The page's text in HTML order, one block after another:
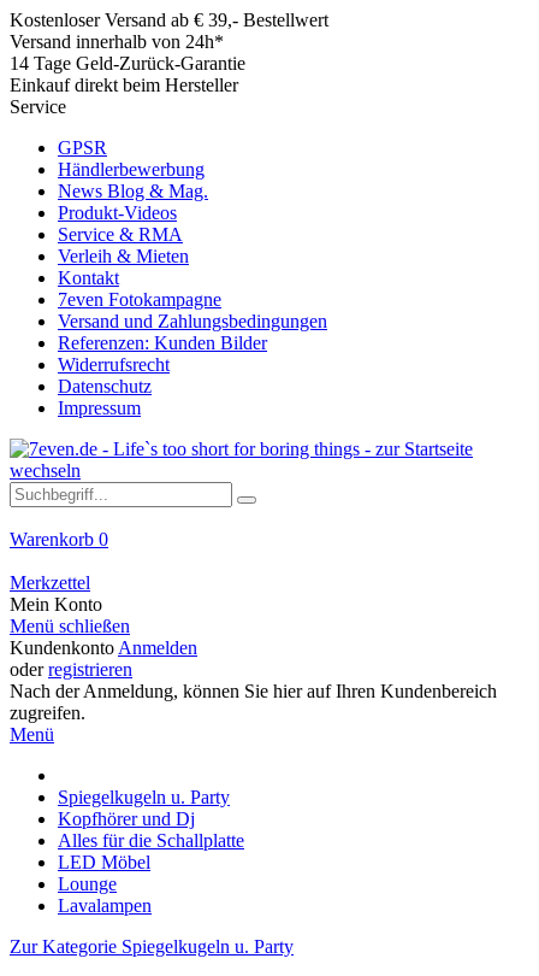
Kostenloser Versand ab € 39,- Bestellwert
Versand innerhalb von 24h*
14 Tage Geld-Zurück-Garantie
Einkauf direkt beim Hersteller
Service
GPSR
Händlerbewerbung
News Blog & Mag.
Produkt-Videos
Service & RMA
Verleih & Mieten
Kontakt
7even Fotokampagne
Versand und Zahlungsbedingungen
Referenzen: Kunden Bilder
Widerrufsrecht
Datenschutz
Impressum
Warenkorb 0
Merkzettel
Mein Konto
Menü schließen
Kundenkonto Anmelden
oderregistrieren
Nach der Anmeldung, können Sie hier auf Ihren Kundenbereich
zugreifen.
Menü
Spiegelkugeln u. Party
Kopfhörer und Dj
Alles für die Schallplatte
LED Möbel
Lounge
Lavalampen
Zur Kategorie Spiegelkugeln u. Party